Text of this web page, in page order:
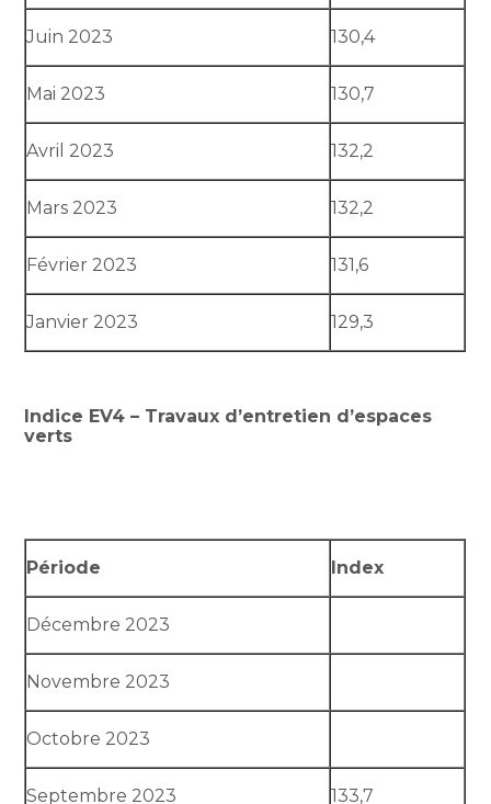
Juin 2023 130,4
Mai 2023 130,7
Avril 2023 132,2
Mars 2023 132,2
Février 2023 131,6
Janvier 2023 129,3
Indice EV4 – Travaux d’entretien d’espaces
verts
Période Index
Décembre 2023
Novembre 2023
Octobre 2023
Septembre 2023 133,7